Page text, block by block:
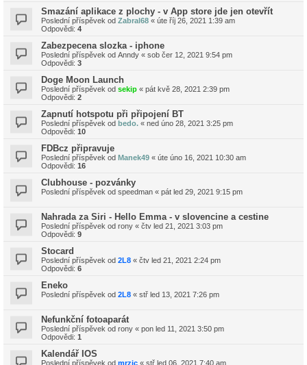
Smazání aplikace z plochy - v App store jde jen otevřít
Poslední příspěvek od Zabral68 « úte říj 26, 2021 1:39 am
Odpovědi: 4
Zabezpecena slozka - iphone
Poslední příspěvek od Anndy « sob čer 12, 2021 9:54 pm
Odpovědi: 3
Doge Moon Launch
Poslední příspěvek od sekip « pát kvě 28, 2021 2:39 pm
Odpovědi: 2
Zapnutí hotspotu při připojení BT
Poslední příspěvek od bedo. « ned úno 28, 2021 3:25 pm
Odpovědi: 10
FDBcz připravuje
Poslední příspěvek od Manek49 « úte úno 16, 2021 10:30 am
Odpovědi: 16
Clubhouse - pozvánky
Poslední příspěvek od speedman « pát led 29, 2021 9:15 pm
Nahrada za Siri - Hello Emma - v slovencine a cestine
Poslední příspěvek od rony « čtv led 21, 2021 3:03 pm
Odpovědi: 9
Stocard
Poslední příspěvek od 2L8 « čtv led 21, 2021 2:24 pm
Odpovědi: 6
Eneko
Poslední příspěvek od 2L8 « stř led 13, 2021 7:26 pm
Nefunkční fotoaparát
Poslední příspěvek od rony « pon led 11, 2021 3:50 pm
Odpovědi: 1
Kalendář IOS
Poslední příspěvek od mrzic « stř led 06, 2021 7:40 am